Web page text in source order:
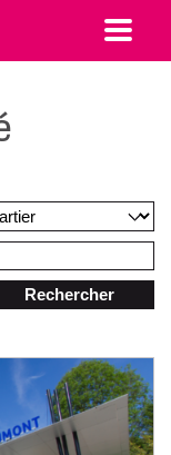
Rechercher